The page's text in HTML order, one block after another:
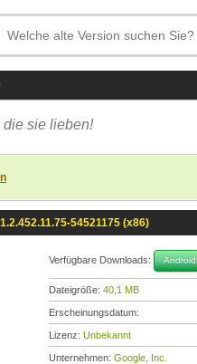
die sie lieben!
54521175 (x86)
Verfügbare Downloads: Android
Dateigröße: 40,1 MB
Erscheinungsdatum:
Lizenz: Unbekannt
Unternehmen: Google, Inc.